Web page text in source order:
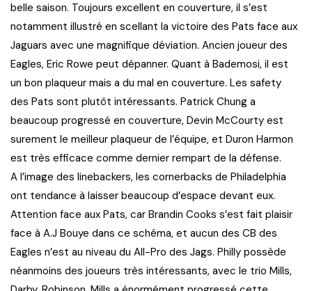
belle saison. Toujours excellent en couverture, il s’est
notamment illustré en scellant la victoire des Pats face aux
Jaguars avec une magnifique déviation. Ancien joueur des
Eagles, Eric Rowe peut dépanner. Quant à Bademosi, il est
un bon plaqueur mais a du mal en couverture. Les safety
des Pats sont plutôt intéressants. Patrick Chung a
beaucoup progressé en couverture, Devin McCourty est
surement le meilleur plaqueur de l’équipe, et Duron Harmon
est très efficace comme dernier rempart de la défense.
A l’image des linebackers, les cornerbacks de Philadelphia
ont tendance à laisser beaucoup d’espace devant eux.
Attention face aux Pats, car Brandin Cooks s’est fait plaisir
face à A.J Bouye dans ce schéma, et aucun des CB des
Eagles n’est au niveau du All-Pro des Jags. Philly possède
néanmoins des joueurs très intéressants, avec le trio Mills,